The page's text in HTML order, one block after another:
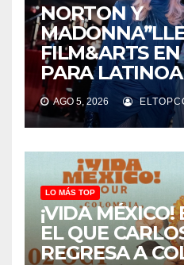
NORTON Y
FILM&ARTS EN
PARA
AGO 5, 2026
LO MÁS TOP
¡VIDA MÉXICO!
EL QUE
REGRESA A